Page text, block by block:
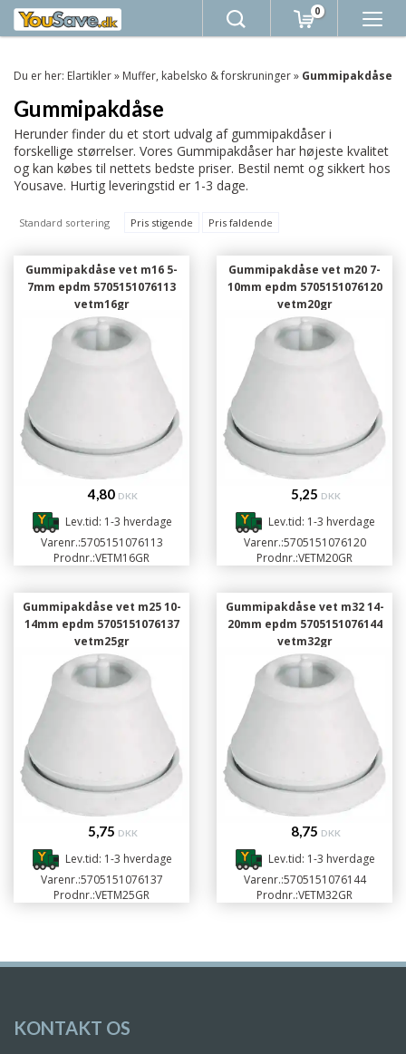
0
Du er her: Elartikler» Muffer, kabelsko & forskruninger» Gummipakdåse
Gummipakdåse
Herunder finder du et stort udvalg af gummipakdåser i
forskellige størrelser. Vores Gummipakdåser har højeste kvalitet
og kan købes til nettets bedste priser. Bestil nemt og sikkert hos
Yousave. Hurtig leveringstid er 1-3 dage.
Standard sortering Pris stigende Pris faldende
Gummipakdåse vet m16 5-
7mm epdm 5705151076113
vetm16gr
4,80 DKK
Lev.tid: 1-3 hverdage
Varenr.:5705151076113
Prodnr.:VETM16GR
Gummipakdåse vet m20 7-
10mm epdm 5705151076120
vetm20gr
5,25 DKK
Lev.tid: 1-3 hverdage
Varenr.:5705151076120
Prodnr.:VETM20GR
Gummipakdåse vet m25 10-
14mm epdm 5705151076137
vetm25gr
5,75 DKK
Lev.tid: 1-3 hverdage
Varenr.:5705151076137
Prodnr.:VETM25GR
Gummipakdåse vet m32 14-
20mm epdm 5705151076144
vetm32gr
8,75 DKK
Lev.tid: 1-3 hverdage
Varenr.:5705151076144
Prodnr.:VETM32GR
KONTAKT OS